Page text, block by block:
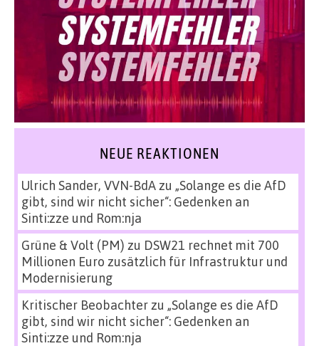
NEUE REAKTIONEN
Ulrich Sander, VVN-BdAzu „Solange es die AfD
gibt, sind wir nicht sicher“: Gedenken an
Sinti:zze und Rom:nja
Grüne & Volt (PM) zu DSW21 rechnet mit 700
Millionen Euro zusätzlich für Infrastruktur und
Modernisierung
Kritischer Beobachterzu „Solange es die AfD
gibt, sind wir nicht sicher“: Gedenken an
Sinti:zze und Rom:nja